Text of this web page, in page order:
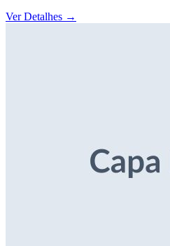
Ver Detalhes →